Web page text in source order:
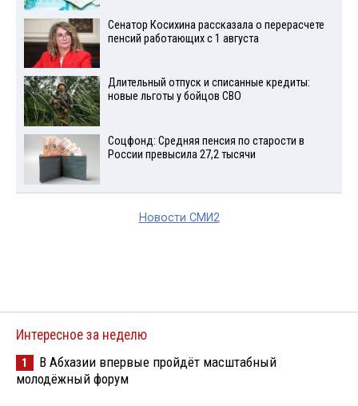
Сенатор Косихина рассказала о перерасчете
пенсий работающих с 1 августа
Длительный отпуск и списанные кредиты:
новые льготы у бойцов СВО
Соцфонд: Средняя пенсия по старости в
России превысила 27,2 тысячи
Новости СМИ2
Интересное за неделю
1
В Абхазии впервые пройдёт масштабный
молодёжный форум